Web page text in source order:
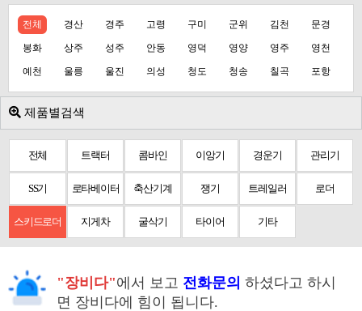
전체 경산 경주 고령 구미 군위 김천 문경
봉화 상주 성주 안동 영덕 영양 영주 영천
예천 울릉 울진 의성 청도 청송 칠곡 포항
제품별검색
전체 트랙터 콤바인 이앙기 경운기 관리기
SS기 로타베이터 축산기계 쟁기 트레일러 로더
스키드로더 지게차 굴삭기 타이어 기타
"장비다"에서 보고 전화문의 하셨다고 하시
면 장비다에 힘이 됩니다.